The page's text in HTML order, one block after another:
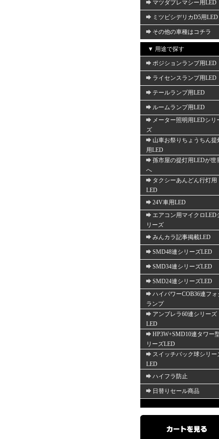
マツダプレマシー用LED
ミツビシデリカD5用LED
その他の車種はコチラ
▼ 用途で探す
ポジションランプ用LED
ライセンスランプ用LED
テールランプ用LED
ルームランプ用LED
メーター照明用LEDシリ
ズ
山車お祭りちょうちん提
用LED
孫市屋の提灯用LEDが世
へ
タクシーあんどん行灯用
LED
24V車用LED
エアコン用マイクロLED
リーズ
みんカラ記事掲載LED
SMD48連シリーズLED
SMD34連シリーズLED
SMD24連シリーズLED
ハイパワーCOB36連フォ
ランプ
アンブレラ60連シリーズ
LED
HP3W+SMD10連タワー
リーズLED
スイッチバック球シリー
LED
ハイフラ防止
日替りセール商品